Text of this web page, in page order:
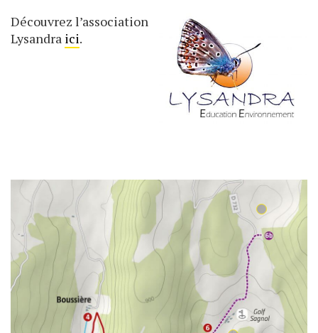
Découvrez l’association
Lysandra ici.